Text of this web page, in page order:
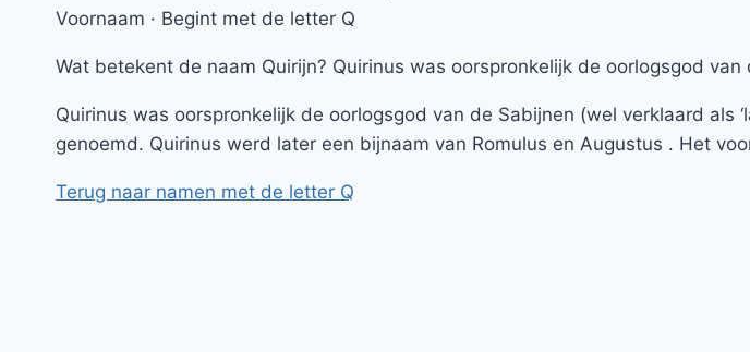
Voornaam · Begint met de letter Q
Wat betekent de naam Quirijn? Quirinus was oorspronkelijk de oorlogsgod
Quirinus was oorspronkelijk de oorlogsgod van de Sabijnen (wel verklaard als
genoemd. Quirinus werd later een bijnaam van Romulus en Augustus . Het
Terug naar namen met de letter Q